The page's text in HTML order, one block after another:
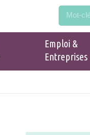
Emploi &
Entreprises